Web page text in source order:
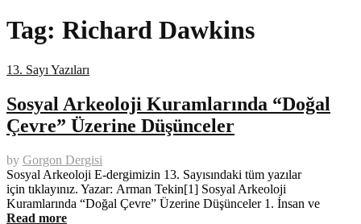
Tag: Richard Dawkins
13. Sayı Yazıları
Sosyal Arkeoloji Kuramlarında “Doğal
Çevre” Üzerine Düşünceler
by Gorgon Dergisi
Sosyal Arkeoloji E-dergimizin 13. Sayısındaki tüm yazılar
için tıklayınız. Yazar: Arman Tekin[1] Sosyal Arkeoloji
Kuramlarında “Doğal Çevre” Üzerine Düşünceler 1. İnsan ve
Read more